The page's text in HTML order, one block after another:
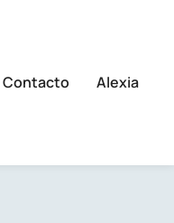
Contacto Alexia